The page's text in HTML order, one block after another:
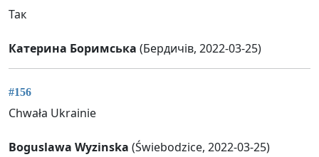
Так
Катерина Боримська (Бердичів, 2022-03-25)
#156
Chwała Ukrainie
Boguslawa Wyzinska (Świebodzice, 2022-03-25)